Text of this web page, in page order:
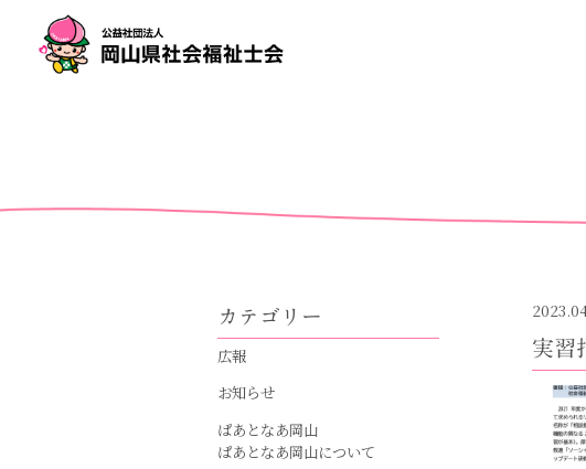
実習
カテゴリー
広報
お知らせ
ぱあとなあ岡山
ぱあとなあ岡山について